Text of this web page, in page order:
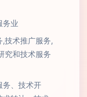
务业
技术推广服务,
究和技术服务
务、技术开